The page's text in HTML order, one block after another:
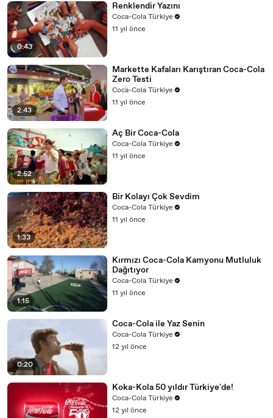
0:43
Renklendir Yazını
Coca-Cola Türkiye
11 yıl önce
2:43
Markette Kafaları Karıştıran Coca-Cola
Zero Testi
Coca-Cola Türkiye
11 yıl önce
2:52
Aç Bir Coca-Cola
Coca-Cola Türkiye
11 yıl önce
1:33
Bir Kolayı Çok Sevdim
Coca-Cola Türkiye
11 yıl önce
1:15
Kırmızı Coca-Cola Kamyonu Mutluluk
Dağıtıyor
Coca-Cola Türkiye
11 yıl önce
0:20
Coca-Cola ile Yaz Senin
Coca-Cola Türkiye
12 yıl önce
Koka-Kola 50 yıldır Türkiye'de!
Coca-Cola Türkiye
12 yıl önce